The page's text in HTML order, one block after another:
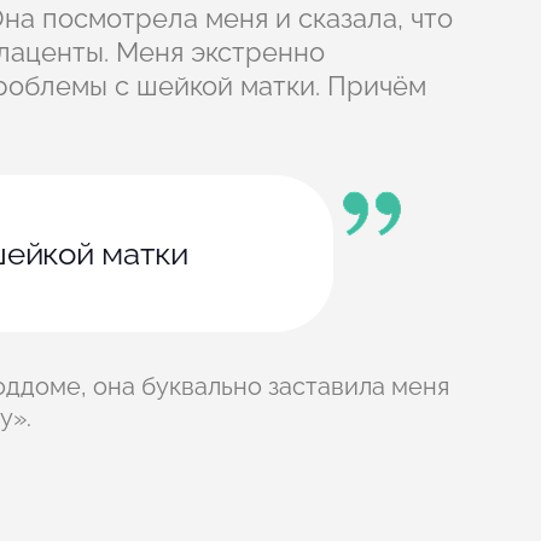
посмотрела меня и сказала, что
Меня экстренно
с шейкой матки. Причём
матки
она буквально заставила меня